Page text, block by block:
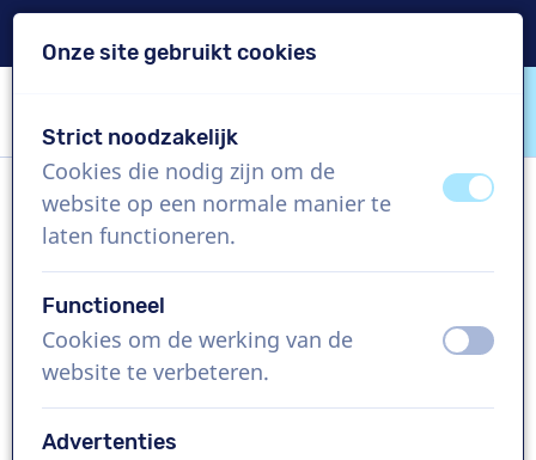
VoiceProductions
Philippe D
Man, België
US$ 304,95
excl. BTW
Bedrijfsfilm , 1 - 250 woorden
Onze site gebruikt cookies
Strict noodzakelijk
Cookies die nodig zijn om de
website op een normale manier te
laten functioneren.
uitaan
Functioneel
Cookies om de werking van de
website te verbeteren.
uit aan
Advertenties